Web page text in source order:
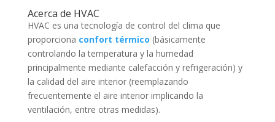
Acerca de HVAC
HVAC es una tecnología de control del clima que
proporciona confort térmico (básicamente
controlando la temperatura y la humedad
principalmente mediante calefacción y refrigeración) y
la calidad del aire interior (reemplazando
frecuentemente el aire interior implicando la
ventilación, entre otras medidas).